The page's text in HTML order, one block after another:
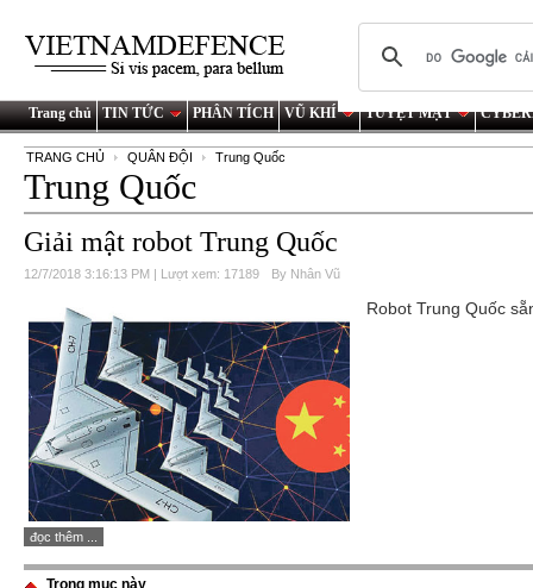
Trang chủ TIN TỨC PHÂN TÍCH VŨ KHÍ TUYỆT MẬT
TRANG CHỦ QUÂN ĐỘI Trung Quốc
Trung Quốc
Giải mật robot Trung Quốc
12/7/2018 3:16:13 PM | Lượt xem: 17189 By Nhân Vũ
Robot Trung Quốc
đọc thêm ...
Trong mục này